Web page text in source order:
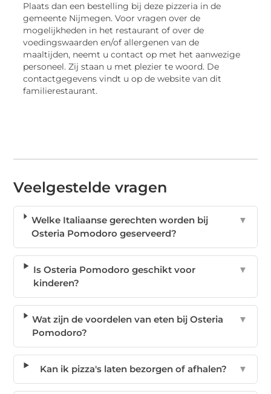
Plaats dan een bestelling bij deze pizzeria in de
gemeente Nijmegen. Voor vragen over de
mogelijkheden in het restaurant of over de
voedingswaarden en/of allergenen van de
maaltijden, neemt u contact op met het aanwezige
personeel. Zij staan u met plezier te woord. De
contactgegevens vindt u op de website van dit
familierestaurant.
Veelgestelde vragen
Welke Italiaanse gerechten worden bij
Osteria Pomodoro geserveerd?
▼
Is Osteria Pomodoro geschikt voor
kinderen?
▼
Wat zijn de voordelen van eten bij Osteria
Pomodoro?
▼
Kan ik pizza's laten bezorgen of afhalen? ▼